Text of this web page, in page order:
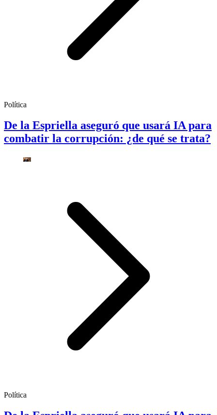
Política
De la Espriella aseguró que usará IA para
combatir la corrupción: ¿de qué se trata?
Política